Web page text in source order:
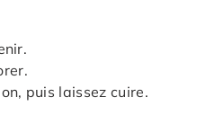
puis laissez cuire.